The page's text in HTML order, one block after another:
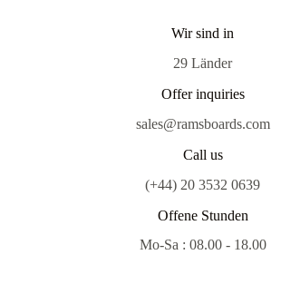
Wir sind in
29 Länder
Offer inquiries
sales@ramsboards.com
Call us
(+44) 20 3532 0639
Offene Stunden
Mo-Sa : 08.00 - 18.00